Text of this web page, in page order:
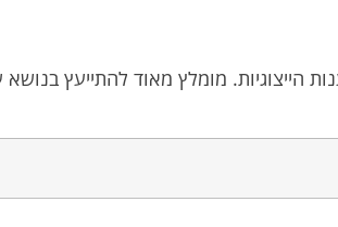
מומלץ מאוד להתייעץ בנושא